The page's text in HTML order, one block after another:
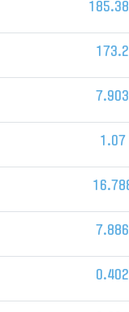
173.2
7.903
1.07
7.886
0.402